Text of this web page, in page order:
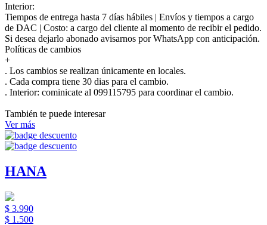
Interior:
Tiempos de entrega hasta 7 días hábiles | Envíos y tiempos a cargo
de DAC | Costo: a cargo del cliente al momento de recibir el pedido.
Si desea dejarlo abonado avisarnos por WhatsApp con anticipación.
Políticas de cambios
+
. Los cambios se realizan únicamente en locales.
. Cada compra tiene 30 dias para el cambio.
. Interior: cominicate al 099115795 para coordinar el cambio.
También te puede interesar
Ver más
HANA
$ 3.990
$ 1.500